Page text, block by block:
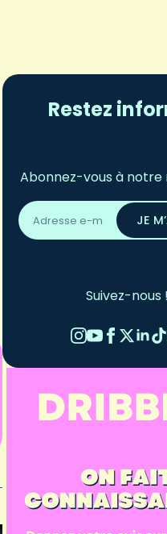
Restez
Abonnez-vous à
Adresse
email
*
JE
Suivez-nous !